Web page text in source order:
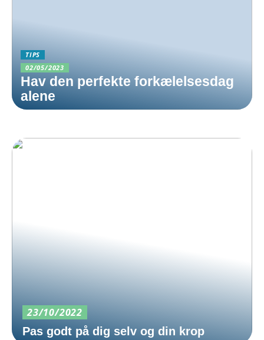
TIPS
02/05/2023
Hav den perfekte forkælelsesdag
alene
23/10/2022
Pas godt på dig selv og din krop